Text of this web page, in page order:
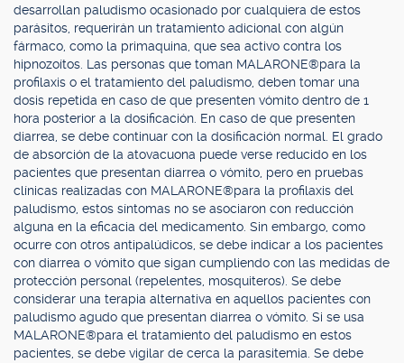
desarrollan paludismo ocasionado por cualquiera de estos
parásitos, requerirán un tratamiento adicional con algún
fármaco, como la primaquina, que sea activo contra los
hipnozoítos. Las personas que toman MALARONE®para la
profilaxis o el tratamiento del paludismo, deben tomar una
dosis repetida en caso de que presenten vómito dentro de 1
hora posterior a la dosificación. En caso de que presenten
diarrea, se debe continuar con la dosificación normal. El grado
de absorción de la atovacuona puede verse reducido en los
pacientes que presentan diarrea o vómito, pero en pruebas
clínicas realizadas con MALARONE®para la profilaxis del
paludismo, estos síntomas no se asociaron con reducción
alguna en la eficacia del medicamento. Sin embargo, como
ocurre con otros antipalúdicos, se debe indicar a los pacientes
con diarrea o vómito que sigan cumpliendo con las medidas de
protección personal (repelentes, mosquiteros). Se debe
considerar una terapia alternativa en aquellos pacientes con
paludismo agudo que presentan diarrea o vómito. Si se usa
MALARONE®para el tratamiento del paludismo en estos
pacientes, se debe vigilar de cerca la parasitemia. Se debe